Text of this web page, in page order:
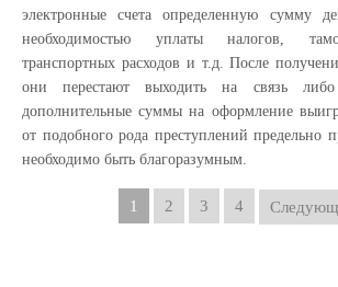
электронные счета определенную сумму
необходимостью уплаты налогов,
транспортных расходов и т.д. После
они перестают выходить на связь либо
дополнительные суммы на оформление
от подобного рода преступлений предельно
необходимо быть благоразумным.
1 2 3 4